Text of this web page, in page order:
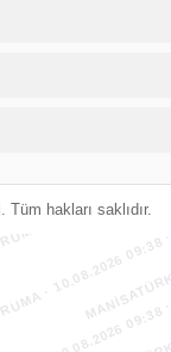
hakları saklıdır.
10.08.2026
· 10.08.2026